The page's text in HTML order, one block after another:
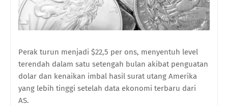
Perak turun menjadi $22,5 per ons, menyentuh level
terendah dalam satu setengah bulan akibat penguatan
dolar dan kenaikan imbal hasil surat utang Amerika
yang lebih tinggi setelah data ekonomi terbaru dari
AS.